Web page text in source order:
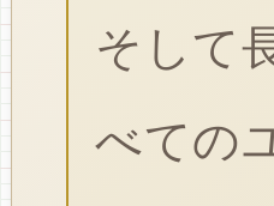
そして
べての